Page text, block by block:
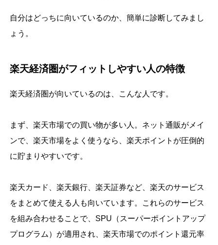
自分はどっちに向いているのか、簡単に診断してみまし
ょう。
楽天経済圏がフィットしやすい人の特徴
楽天経済圏が向いているのは、こんな人です。
まず、楽天市場での買い物が多い人。ネット通販がメイ
ンで、楽天市場をよく使うなら、楽天ポイントが圧倒的
に貯まりやすいです。
楽天カード、楽天銀行、楽天証券など、楽天のサービス
をまとめて使える人も向いています。これらのサービス
を組み合わせることで、SPU（スーパーポイントアップ
プログラム）が適用され、楽天市場でのポイント還元率